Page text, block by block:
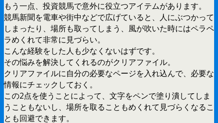
もう一点、投資競馬で意外に役立つアイテムがあります。
競馬新聞を電車や街中などで広げていると、人にぶつかって
しまったり、場所も取ってしまう、風が吹いた時にはペラペ
ラめくれて非常に見づらい。
こんな経験をした人も少なくないはずです。
その悩みを解決してくれるのがクリアファイル。
クリアファイルに自分の必要なページを入れ込んで、必要な
情報にチェックしておく。
この2点を使うことによって、文字をペンで塗り潰してしま
うこともないし、場所を取ることもめくれて見づらくなるこ
とも回避できます。